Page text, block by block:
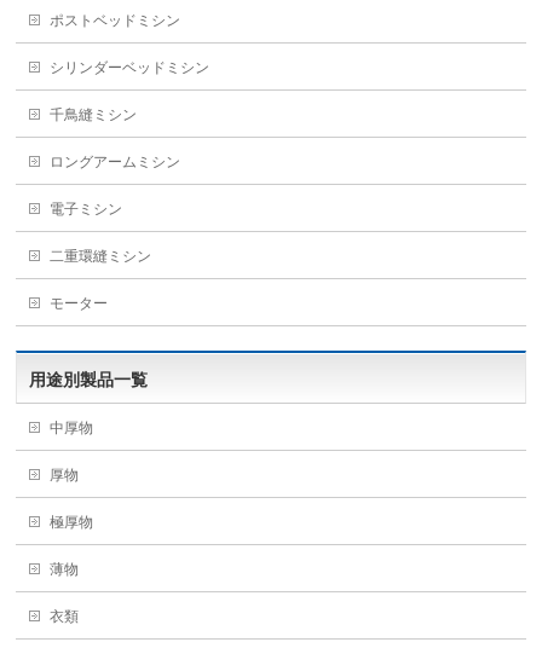
ポストベッドミシン
シリンダーベッドミシン
千鳥縫ミシン
ロングアームミシン
電子ミシン
二重環縫ミシン
モーター
用途別製品一覧
中厚物
厚物
極厚物
薄物
衣類